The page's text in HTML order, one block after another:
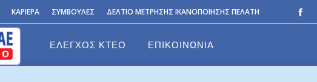
ΚΑΡΙΕΡΑ ΣΥΜΒΟΥΛΕΣ ΔΕΛΤΙΟ ΜΕΤΡΗΣΗΣ ΙΚΑΝΟΠΟΙΗΣΗΣ ΠΕΛΑΤΗ
ΕΛΕΓΧΟΣ ΚΤΕΟ ΕΠΙΚΟΙΝΩΝΙΑ